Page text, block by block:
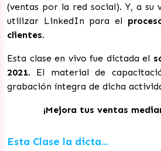
(ventas por la red social). Y, a su
utilizar LinkedIn para el
clientes.
Esta clase en vivo fue dictada el
2021. El material de
grabación íntegra de dicha
¡Mejora tus ventas
Esta Clase la dicta...